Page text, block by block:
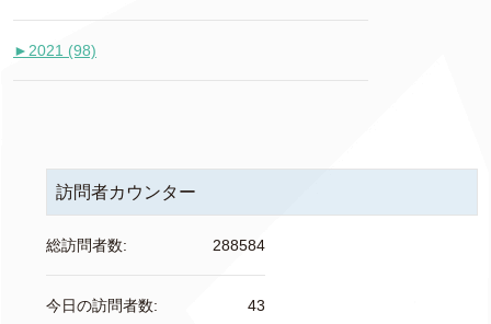
► 2021 (98)
訪問者カウンター
288584
総訪問者数:
43
今日の訪問者数: